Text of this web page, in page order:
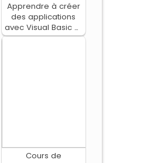
Apprendre à créer
des applications
avec Visual Basic et
les Bases de
Cours de